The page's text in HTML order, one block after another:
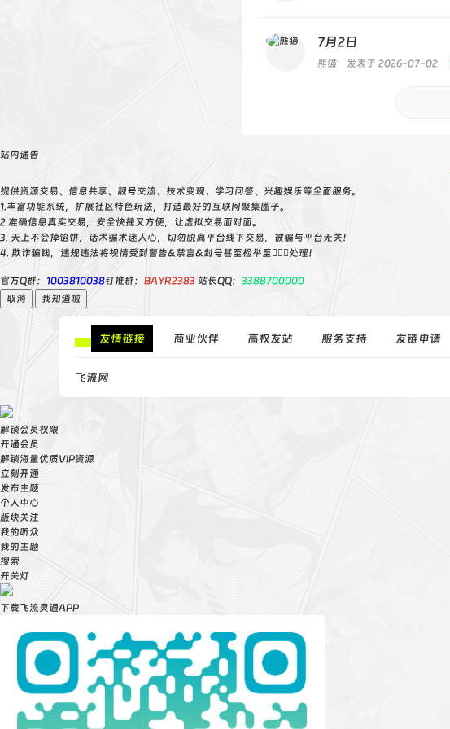
7月2日
熊猫 发表于 2026-07-02
站内通告
提供资源交易、信息共享、靓号交流、技术变现、学习问答、兴趣娱乐等全面服务。
1.丰富功能系统，扩展社区特色玩法，打造最好的互联网聚集圈子。
2.准确信息真实交易，安全快捷又方便，让虚拟交易面对面。
3. 天上不会掉馅饼，话术骗术迷人心，切勿脱离平台线下交易，被骗与平台无关！
4. 欺诈骗钱，违规违法将视情受到警告&禁言&封号甚至检举至👮🏻‍♀️处理！
官方Q群： 1003810038钉推群： BAYR2383 站长QQ： 3388700000
取消
我知道啦
友情链接 商业伙伴 高权友站 服务支持 友链申请
飞流网
解锁会员权限
开通会员
解锁海量优质VIP资源
立刻开通
发布主题
个人中心
版块关注
我的听众
我的主题
搜索
开关灯
下载飞流灵通APP